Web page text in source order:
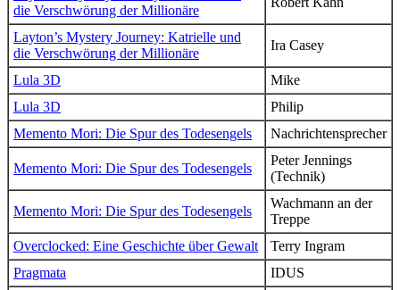
die Verschwörung der Millionäre
Layton’s Mystery Journey: Katrielle und
die Verschwörung der Millionäre
Ira Casey
Lula 3D
Mike
Lula 3D
Philip
Memento Mori: Die Spur des Todesengels
Nachrichtensprecher
Memento Mori: Die Spur des Todesengels
Peter Jennings
(Technik)
Memento Mori: Die Spur des Todesengels
Wachmann an der
Treppe
Overclocked: Eine Geschichte über Gewalt
Terry Ingram
Pragmata
IDUS